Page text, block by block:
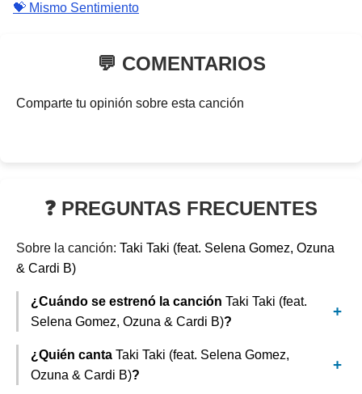
💝 Mismo Sentimiento
💬 COMENTARIOS
Comparte tu opinión sobre esta canción
❓ PREGUNTAS FRECUENTES
Sobre la canción: Taki Taki (feat. Selena Gomez, Ozuna
& Cardi B)
¿Cuándo se estrenó la canción Taki Taki (feat.
Selena Gomez, Ozuna & Cardi B)?
¿Quién canta Taki Taki (feat. Selena Gomez,
Ozuna & Cardi B)?